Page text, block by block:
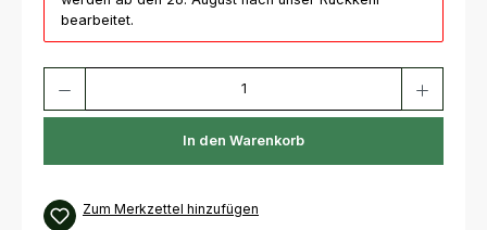
bearbeitet.
In den Warenkorb
Zum Merkzettel hinzufügen